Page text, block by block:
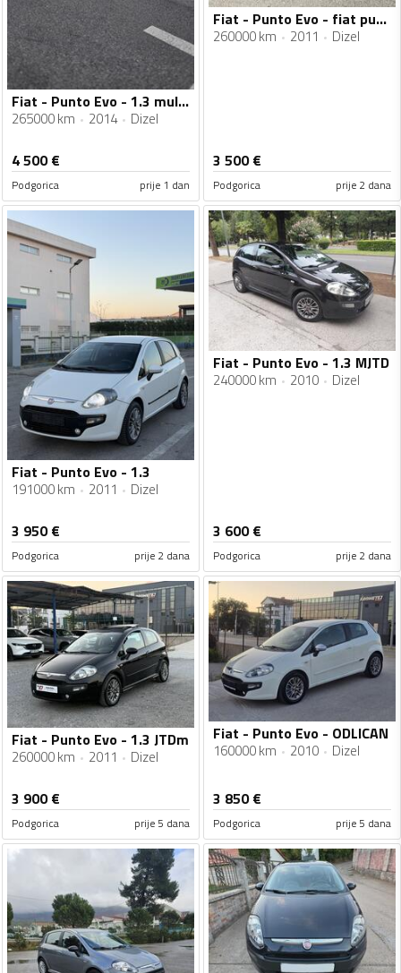
Fiat - Punto Evo - 1.3 multijet
265000 km 2014 Dizel
4 500€
Podgorica prije 1 dan
Fiat - Punto Evo - fiat punto evo
260000 km 2011 Dizel
3 500€
Podgorica prije 2 dana
Fiat - Punto Evo - 1.3
191000 km 2011 Dizel
3 950€
Podgorica prije 2 dana
Fiat - Punto Evo - 1.3 MJTD
240000 km 2010 Dizel
3 600€
Podgorica prije 2 dana
Fiat - Punto Evo - 1.3 JTDm
260000 km 2011 Dizel
3 900€
Podgorica prije 5 dana
Fiat - Punto Evo - ODLICAN
160000 km 2010 Dizel
3 850€
Podgorica prije 5 dana